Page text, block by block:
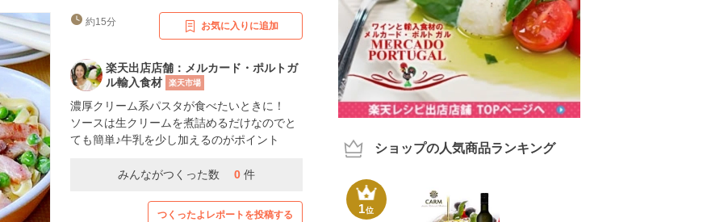
約15分 お気に入りに追加
楽天出店店舗：メルカード・ポルトガ
ル輸入食材
楽天市場
濃厚クリーム系パスタが食べたいときに！
ソースは生クリームを煮詰めるだけなのでと
ても簡単♪牛乳を少し加えるのがポイント
みんながつくった数 0 件
つくったよレポートを投稿する
ショップの人気商品ランキング
1位